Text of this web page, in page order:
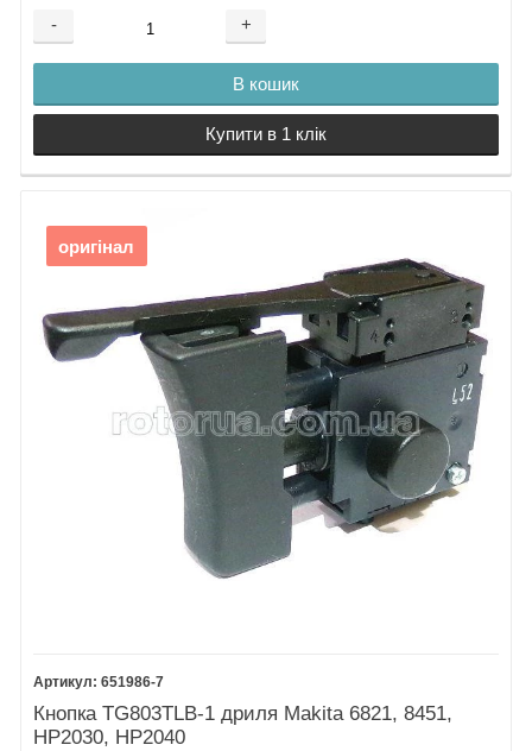
- +
В кошик
Купити в 1 клік
оригінал
651986-7
Кнопка TG803TLB-1 дриля Makita 6821, 8451,
HP2030, HP2040